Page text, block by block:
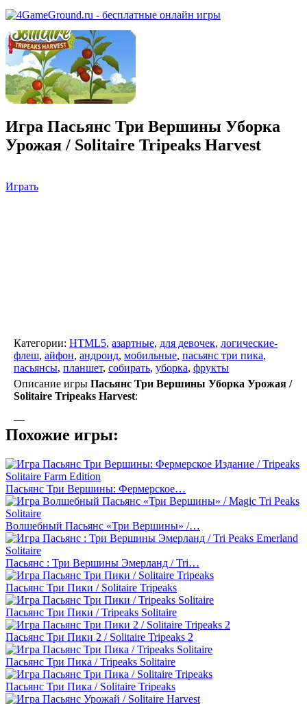
Игра Пасьянс Три Вершины Уборка
Урожая / Solitaire Tripeaks Harvest
Играть
Категории: HTML5, азартные, для девочек, логические-
флеш, айфон, андроид, мобильные, пасьянс три пика,
пасьянсы, планшет, собирать, уборка, фрукты
Описание игры Пасьянс Три Вершины Уборка Урожая /
Solitaire Tripeaks Harvest:
—
Похожие игры:
Пасьянс Три Вершины: Фермерское…
Волшебный Пасьянс «Три Вершины» /…
Пасьянс : Три Вершины Эмерланд / Tri…
Пасьянс Три Пики / Solitaire Tripeaks
Пасьянс Три Пики / Tripeaks Solitaire
Пасьянс Три Пики 2 / Solitaire Tripeaks 2
Пасьянс Три Пика / Tripeaks Solitaire
Пасьянс Три Пика / Solitaire Tripeaks